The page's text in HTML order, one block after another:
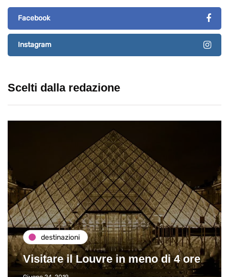
Facebook
Instagram
Scelti dalla redazione
destinazioni
Visitare il Louvre in meno di 4 ore